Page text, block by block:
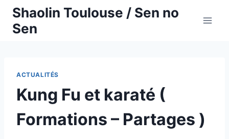
Aller
contenu
Shaolin Toulouse / Sen no
Sen
ACTUALITÉS
Kung Fu et karaté (
Formations – Partages )